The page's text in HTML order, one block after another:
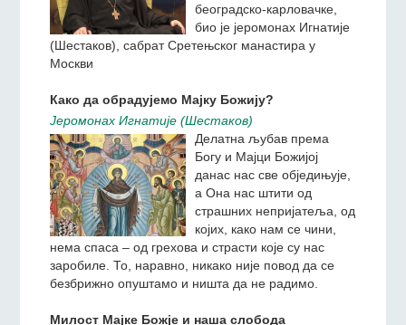
Телевизији Храм,
Архиепископије
београдско-карловачке,
Москви
Како да обрадујемо Мајку Божију?
Jeромонах Игнатиjе (Шестаков)
Делатна љубав према
Богу и Мајци Божијој
данас нас све обједињује,
а Она нас штити од
страшних непријатеља, од
којих, како нам се чини,
нема спаса – од грехова и страсти које су нас
безбрижно опуштамо и ништа да не радимо.